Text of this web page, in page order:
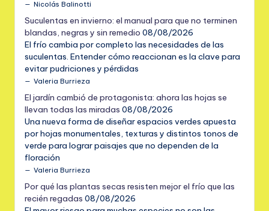
Nicolás Balinotti
Suculentas en invierno: el manual para que no terminen
blandas, negras y sin remedio 08/08/2026
El frío cambia por completo las necesidades de las
suculentas. Entender cómo reaccionan es la clave para
evitar pudriciones y pérdidas
Valeria Burrieza
El jardín cambió de protagonista: ahora las hojas se
llevan todas las miradas 08/08/2026
Una nueva forma de diseñar espacios verdes apuesta
por hojas monumentales, texturas y distintos tonos de
verde para lograr paisajes que no dependen de la
floración
Valeria Burrieza
Por qué las plantas secas resisten mejor el frío que las
recién regadas 08/08/2026